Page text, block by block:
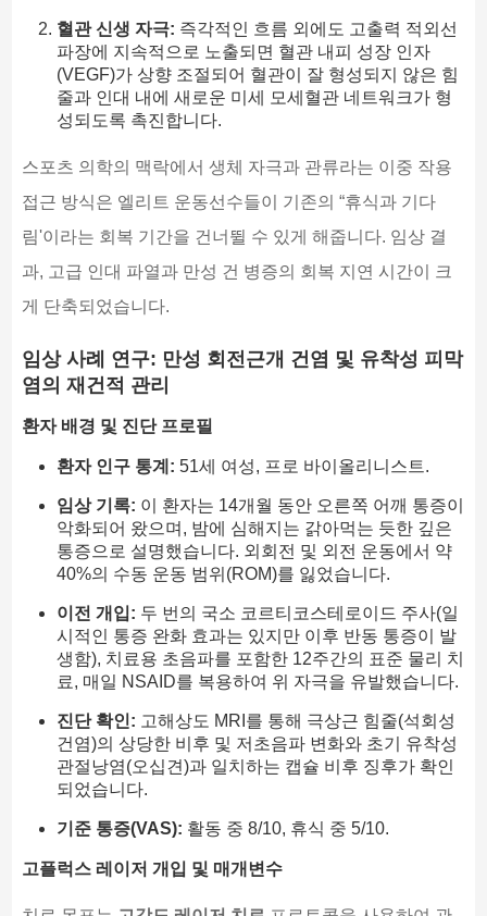
혈관 신생 자극: 즉각적인 흐름 외에도 고출력 적외선
파장에 지속적으로 노출되면 혈관 내피 성장 인자
(VEGF)가 상향 조절되어 혈관이 잘 형성되지 않은 힘
줄과 인대 내에 새로운 미세 모세혈관 네트워크가 형
성되도록 촉진합니다.
스포츠 의학의 맥락에서 생체 자극과 관류라는 이중 작용
접근 방식은 엘리트 운동선수들이 기존의 “휴식과 기다
림'이라는 회복 기간을 건너뛸 수 있게 해줍니다. 임상 결
과, 고급 인대 파열과 만성 건 병증의 회복 지연 시간이 크
게 단축되었습니다.
임상 사례 연구: 만성 회전근개 건염 및 유착성 피막
염의 재건적 관리
환자 배경 및 진단 프로필
환자 인구 통계: 51세 여성, 프로 바이올리니스트.
임상 기록: 이 환자는 14개월 동안 오른쪽 어깨 통증이
악화되어 왔으며, 밤에 심해지는 갉아먹는 듯한 깊은
통증으로 설명했습니다. 외회전 및 외전 운동에서 약
40%의 수동 운동 범위(ROM)를 잃었습니다.
이전 개입: 두 번의 국소 코르티코스테로이드 주사(일
시적인 통증 완화 효과는 있지만 이후 반동 통증이 발
생함), 치료용 초음파를 포함한 12주간의 표준 물리 치
료, 매일 NSAID를 복용하여 위 자극을 유발했습니다.
진단 확인: 고해상도 MRI를 통해 극상근 힘줄(석회성
건염)의 상당한 비후 및 저초음파 변화와 초기 유착성
관절낭염(오십견)과 일치하는 캡슐 비후 징후가 확인
되었습니다.
기준 통증(VAS): 활동 중 8/10, 휴식 중 5/10.
고플럭스 레이저 개입 및 매개변수